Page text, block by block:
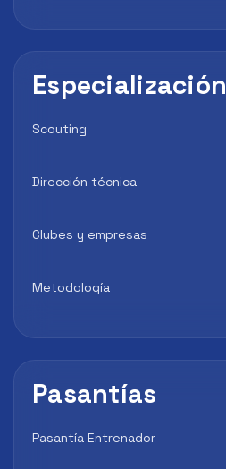
Especialización
Scouting
Dirección técnica
Clubes y empresas
Metodología
Pasantías
Pasantía Entrenador